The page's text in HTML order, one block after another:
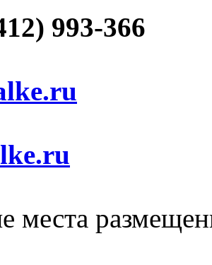
993-366
места